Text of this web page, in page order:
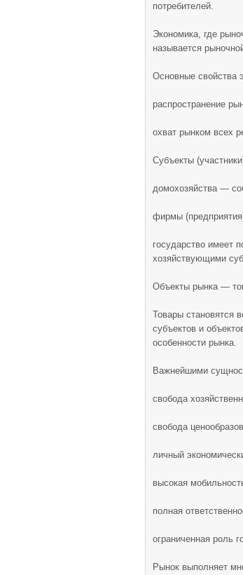
потребителей.
Экономика, где
называется
Основные свойства
распространение
охват рынком всех
Субъекты
домохозяйства —
фирмы
государство имеет
хозяйствующими
Объекты рынка —
Товары становятся
субъектов и
особенности рынка.
Важнейшими
свобода
свобода
личный
высокая
полная
ограниченная роль
Рынок выполняет